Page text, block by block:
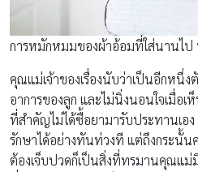
การหมักหมมของผ้าอ้อมที่ใส่นานไป
คุณแม่เจ้าของเรื่องนับว่าเป็นอีกหนึ่ง
อาการของลูก และไม่นิ่งนอนใจเมื่อ
ที่สำคัญไม่ได้ซื้อยามารับประทานเอง
รักษาได้อย่างทันท่วงที แต่ถึงกระนั้น
ต้องเจ็บปวดก็เป็นสิ่งที่ทรมานคุณแม่